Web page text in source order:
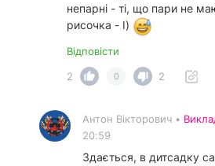
непарні - ті, що пари не
рисочка - І)
Відповісти
2
0 2
Антон Вікторович •
20:59
Здається, в дитсадку